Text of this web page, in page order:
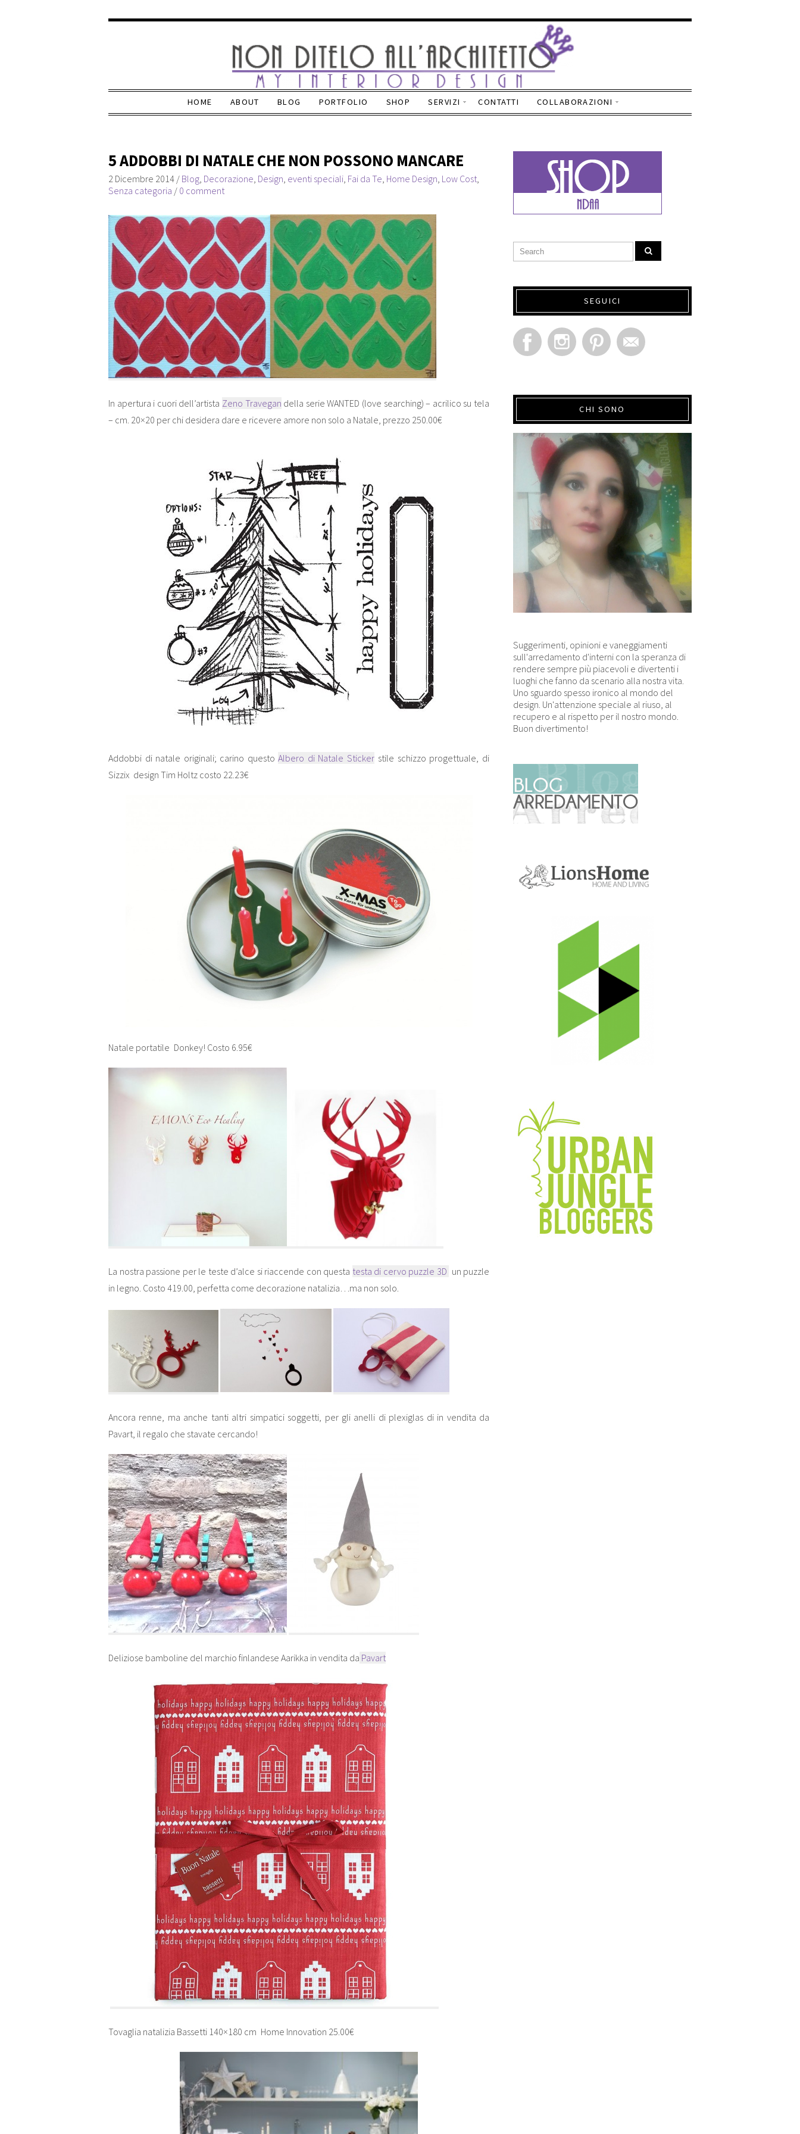
HOME ABOUT BLOG PORTFOLIO SHOP SERVIZI CONTATTI COLLABORAZIONI
5 ADDOBBI DI NATALE CHE NON POSSONO MANCARE
2 Dicembre 2014 / Blog, Decorazione, Design, eventi speciali, Fai da Te, Home Design, Low Cost,
Senza categoria / 0 comment
In apertura i cuori dell’artista Zeno Travegan della serie WANTED (love searching) – acrilico su tela
– cm. 20×20 per chi desidera dare e ricevere amore non solo a Natale, prezzo 250.00€
Addobbi di natale originali; carino questoAlbero di Natale Sticker stile schizzo progettuale, di
Sizzix design Tim Holtz costo 22.23€
Natale portatile Donkey! Costo 6.95€
La nostra passione per le teste d’alce si riaccende con questa testa di cervo puzzle 3D un puzzle
in legno. Costo 419.00, perfetta come decorazione natalizia…ma non solo.
Ancora renne, ma anche tanti altri simpatici soggetti, per gli anelli di plexiglas di in vendita da
Pavart, il regalo che stavate cercando!
Deliziose bamboline del marchio finlandese Aarikka in vendita da Pavart
Tovaglia natalizia Bassetti 140×180 cm Home Innovation 25.00€
SEGUICI
CHI SONO
Suggerimenti, opinioni e vaneggiamenti
sull'arredamento d'interni con la speranza di
rendere sempre più piacevoli e divertenti i
luoghi che fanno da scenario alla nostra vita.
Uno sguardo spesso ironico al mondo del
design. Un'attenzione speciale al riuso, al
recupero e al rispetto per il nostro mondo.
Buon divertimento!